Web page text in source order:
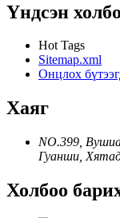
Үндсэн
Hot Tags
Sitemap.xml
Онцлох
Хаяг
NO.399,
Гуанши,
Холбоо